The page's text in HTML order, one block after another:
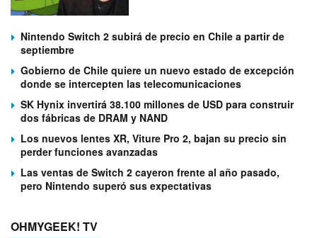
Nintendo Switch 2 subirá de precio en Chile a partir de
septiembre
Gobierno de Chile quiere un nuevo estado de excepción
donde se intercepten las telecomunicaciones
SK Hynix invertirá 38.100 millones de USD para construir
dos fábricas de DRAM y NAND
Los nuevos lentes XR, Viture Pro 2, bajan su precio sin
perder funciones avanzadas
Las ventas de Switch 2 cayeron frente al año pasado,
pero Nintendo superó sus expectativas
OHMYGEEK! TV